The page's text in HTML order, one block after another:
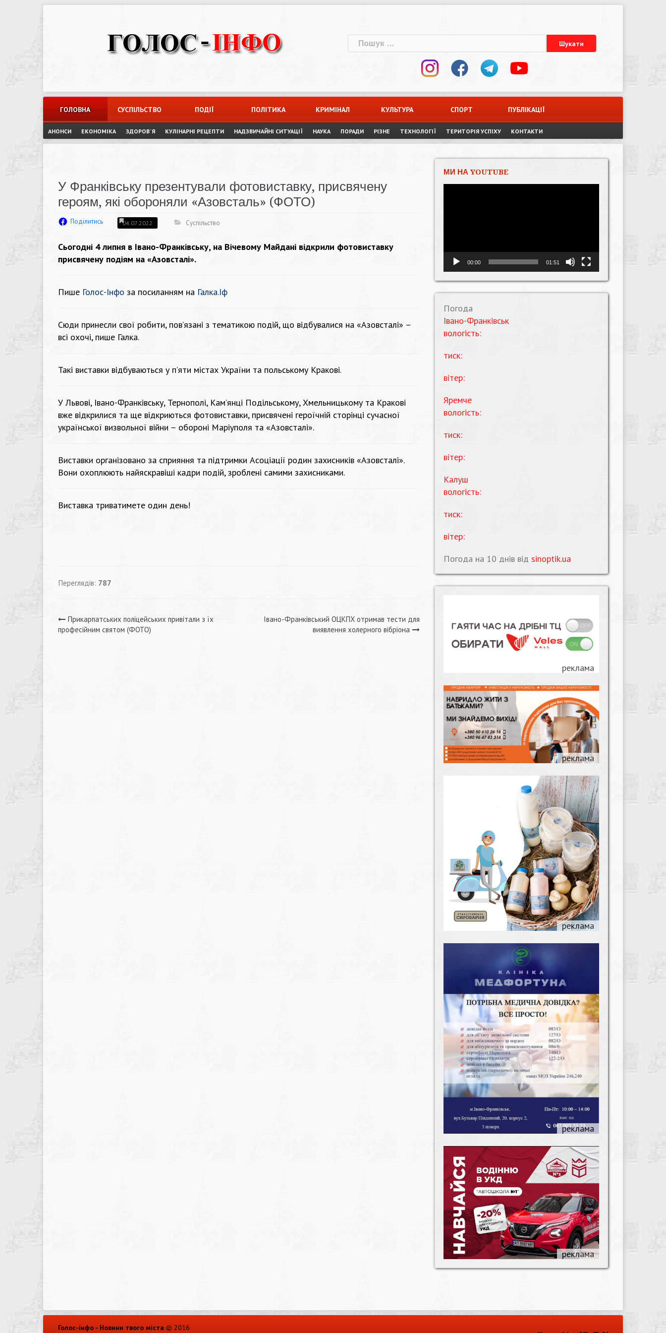
Пошук:
ГОЛОВНА СУСПІЛЬСТВО ПОДІЇ ПОЛІТИКА КРИМІНАЛ КУЛЬТУРА СПОРТ ПУБЛІКАЦІЇ
АНОНСИ ЕКОНОМІКА ЗДОРОВ`Я КУЛІНАРНІ РЕЦЕПТИ НАДЗВИЧАЙНІ СИТУАЦІЇ НАУКА ПОРАДИ РІЗНЕ ТЕХНОЛОГІЇ ТЕРИТОРІЯ УСПІХУ КОНТАКТИ
У Франківську презентували фотовиставку, присвячену
героям, які обороняли «Азовсталь» (ФОТО)
Поділитись 04.07.2022 Суспільство
Сьогодні 4 липня в Івано-Франківську, на Вічевому Майдані відкрили фотовиставку
присвячену подіям на «Азовсталі».
Пише Голос-Інфо за посиланням на Галка.Іф
Сюди принесли свої робити, пов’язані з тематикою подій, що відбувалися на «Азовсталі» –
всі охочі, пише Галка.
Такі виставки відбуваються у п’яти містах України та польському Кракові.
У Львові, Івано-Франківську, Тернополі, Кам’янці Подільському, Хмельницькому та Кракові
вже відкрилися та ще відкриються фотовиставки, присвячені героїчній сторінці сучасної
української визвольної війни – обороні Маріуполя та «Азовсталі».
Виставки органiзовано за сприяння та підтримки Асоціації родин захисників «Азовсталі».
Вони охоплюють найяскравіші кадри подій, зроблені самими захисниками.
Виставка триватимете один день!
Переглядів: 787
Навігація
Прикарпатських поліцейських привітали з їх
професійним святом (ФОТО)
Івано-Франківський ОЦКПХ отримав тести для
виявлення холерного вібріона
МИ НА YOUTUBE
00:00 01:51
Погода
Івано-Франківськ
вологість:
тиск:
вітер:
Яремче
вологість:
тиск:
вітер:
Калуш
вологість:
тиск:
вітер:
Погода на 10 днів від sinoptik.ua
Голос-інфо - Новини твого міста © 2016